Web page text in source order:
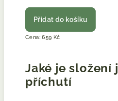
Přidat do košíku
Cena: 659 Kč
Jaké je
příchutí